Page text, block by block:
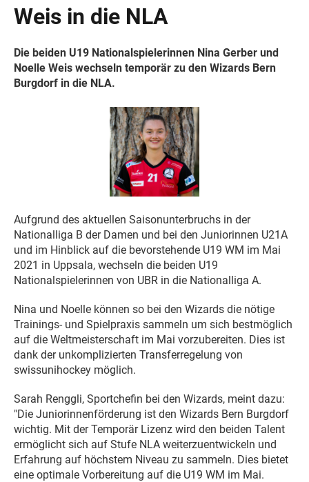
Weis in die NLA
Die beiden U19 Nationalspielerinnen Nina Gerber und
Noelle Weis wechseln temporär zu den Wizards Bern
Burgdorf in die NLA.
Aufgrund des aktuellen Saisonunterbruchs in der
Nationalliga B der Damen und bei den Juniorinnen U21A
und im Hinblick auf die bevorstehende U19 WM im Mai
2021 in Uppsala, wechseln die beiden U19
Nationalspielerinnen von UBR in die Nationalliga A.
Nina und Noelle können so bei den Wizards die nötige
Trainings- und Spielpraxis sammeln um sich bestmöglich
auf die Weltmeisterschaft im Mai vorzubereiten. Dies ist
dank der unkomplizierten Transferregelung von
swissunihockey möglich.
Sarah Renggli, Sportchefin bei den Wizards, meint dazu:
"Die Juniorinnenförderung ist den Wizards Bern Burgdorf
wichtig. Mit der Temporär Lizenz wird den beiden Talent
ermöglicht sich auf Stufe NLA weiterzuentwickeln und
Erfahrung auf höchstem Niveau zu sammeln. Dies bietet
eine optimale Vorbereitung auf die U19 WM im Mai.